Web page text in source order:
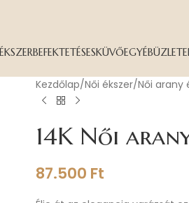
BEFEKTETÉSESKÜVŐEGYÉB
Kezdőlap Női ékszer Női arany
14K Női
87.500 Ft